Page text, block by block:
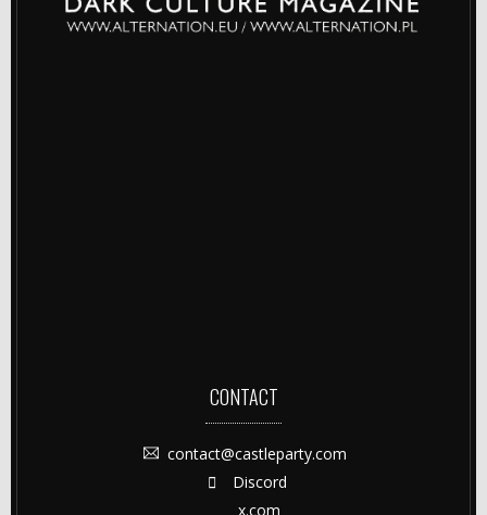
CONTACT
contact@castleparty.com
Discord
x.com